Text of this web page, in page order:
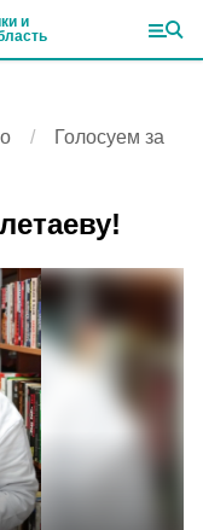
и
Голосуем за